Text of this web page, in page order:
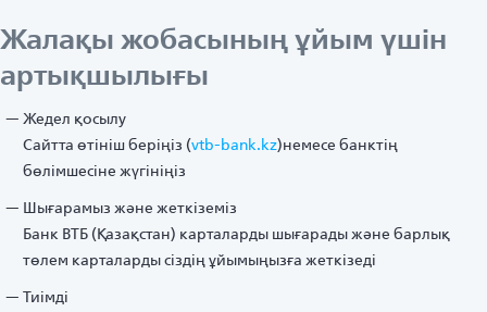
Жалақы жобасының ұйым үшін
артықшылығы
Жедел қосылу
Сайтта өтініш беріңіз (vtb-bank.kz)немесе банктің
бөлімшесіне жүгініңіз
Шығарамыз және жеткіземіз
Банк ВТБ (Қазақстан) карталарды шығарады және барлық
төлем карталарды сіздің ұйымыңызға жеткізеді
Тиімді